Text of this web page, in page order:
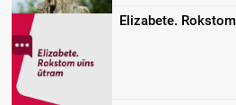
Elizabete.